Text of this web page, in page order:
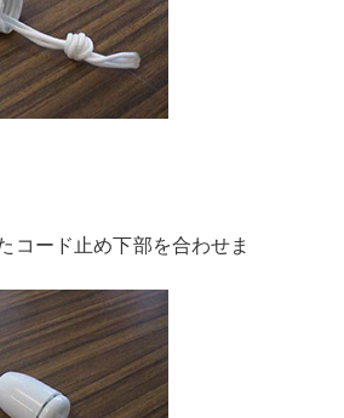
コード止め下部を合わせま